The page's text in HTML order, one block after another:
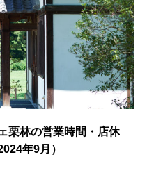
栗林の営業時間・店休
年9月）